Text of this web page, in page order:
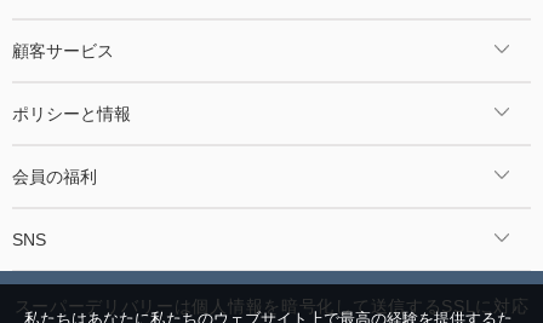
顧客サービス
ポリシーと情報
会員の福利
SNS
スーパーデリバリーは個人情報を暗号化して送信するSSLに対応
私たちはあなたに私たちのウェブサイト上で最高の経験を提供するた